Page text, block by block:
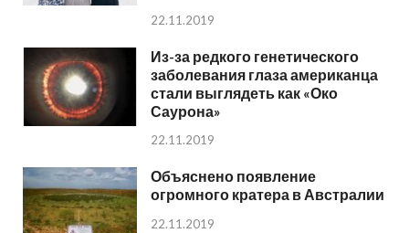
22.11.2019
Из-за редкого генетического
заболевания глаза американца
стали выглядеть как «Око
Саурона»
22.11.2019
Объяснено появление
огромного кратера в Австралии
22.11.2019